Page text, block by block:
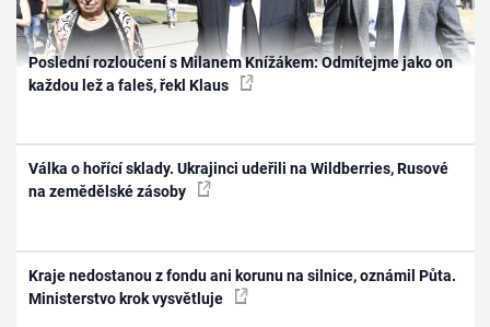
Poslední rozloučení s Milanem Knížákem: Odmítejme jako on
každou lež a faleš, řekl Klaus
Válka o hořící sklady. Ukrajinci udeřili na Wildberries, Rusové
na zemědělské zásoby
Kraje nedostanou z fondu ani korunu na silnice, oznámil Půta.
Ministerstvo krok vysvětluje